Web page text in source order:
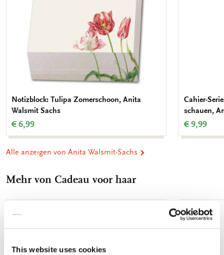
This website uses cookies
Notizblock: Tulipa Zomerschoon, Anita
Walsmit Sachs
€ 6,99
Cahier-
schauen,
€ 9,99
Alle anzeigen von Anita Walsmit-Sachs
Mehr von Cadeau voor haar